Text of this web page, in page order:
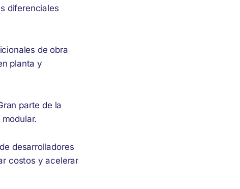
diferenciales
de obra
planta y
parte de la
desarrolladores
costos y acelerar